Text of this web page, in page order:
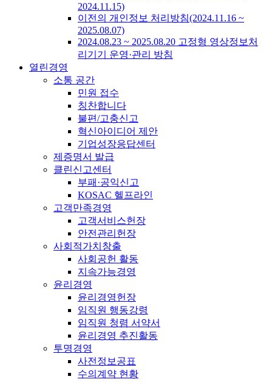
2024.11.15)
이전의 개인정보 처리방침(2024.11.16 ~
2025.08.07)
2024.08.23 ~ 2025.08.20 고정형 영상정보처
리기기 운영·관리 방침
열린경영
소통 공간
민원 접수
칭찬합니다
불편/고충신고
혁신아이디어 제안
기업성장응답센터
제증명서 발급
클린신고센터
부패·공익신고
KOSAC 헬프라인
고객만족경영
고객서비스헌장
안전관리헌장
사회적가치창출
사회공헌 활동
지속가능경영
윤리경영
윤리경영헌장
임직원 행동강령
임직원 청렴 서약서
윤리경영 추진활동
투명경영
사전정보공표
수의계약 현황